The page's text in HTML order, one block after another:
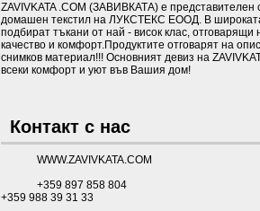
ZAVIVKATA .COM (ЗАВИВКАТА) е представителен
домашен текстил на ЛУКСТЕКС ЕООД. В широката
подбират тъкани от най - висок клас, отговарящи
качество и комфорт.Продуктите отговарят на
снимков материал!!! Основният девиз на
всеки комфорт и уют във Вашия дом!
Контакт с нас
WWW.ZAVIVKATA.COM
+359 897 858 804
+359 988 39 31 33